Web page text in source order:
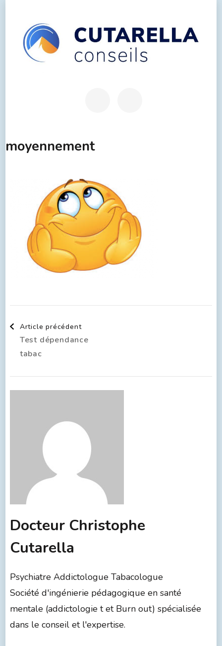
moyennement
Article précédent
Test dépendance
tabac
Docteur Christophe
Cutarella
Psychiatre Addictologue Tabacologue
Société d'ingénierie pédagogique en santé
mentale (addictologie t et Burn out) spécialisée
dans le conseil et l'expertise.